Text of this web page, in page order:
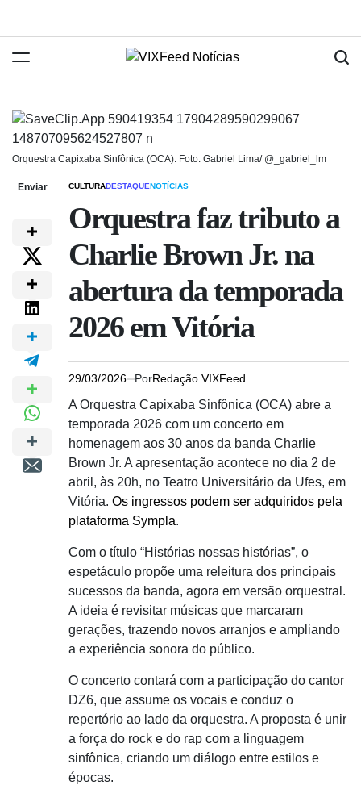
Orquestra Capixaba Sinfônica (OCA). Foto: Gabriel Lima/ @_gabriel_lm
Enviar CULTURADESTAQUENOTÍCIAS
Orquestra faz tributo a
Charlie Brown Jr. na
abertura da temporada
2026 em Vitória
29/03/2026 PorRedação VIXFeed
A Orquestra Capixaba Sinfônica (OCA) abre a
temporada 2026 com um concerto em
homenagem aos 30 anos da banda Charlie
Brown Jr. A apresentação acontece no dia 2 de
abril, às 20h, no Teatro Universitário da Ufes, em
Vitória. Os ingressos podem ser adquiridos pela
plataforma Sympla.
Com o título “Histórias nossas histórias”, o
espetáculo propõe uma releitura dos principais
sucessos da banda, agora em versão orquestral.
A ideia é revisitar músicas que marcaram
gerações, trazendo novos arranjos e ampliando
a experiência sonora do público.
O concerto contará com a participação do cantor
DZ6, que assume os vocais e conduz o
repertório ao lado da orquestra. A proposta é unir
a força do rock e do rap com a linguagem
sinfônica, criando um diálogo entre estilos e
épocas.